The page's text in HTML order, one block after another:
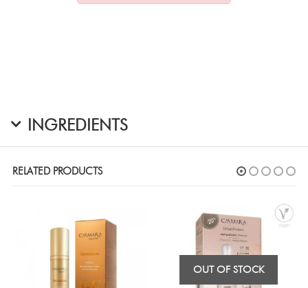
INGREDIENTS
RELATED PRODUCTS
OUT OF STOCK